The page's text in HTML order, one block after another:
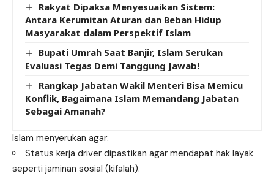
Rakyat Dipaksa Menyesuaikan Sistem:
Antara Kerumitan Aturan dan Beban Hidup
Masyarakat dalam Perspektif Islam
Bupati Umrah Saat Banjir, Islam Serukan
Evaluasi Tegas Demi Tanggung Jawab!
Rangkap Jabatan Wakil Menteri Bisa Memicu
Konflik, Bagaimana Islam Memandang Jabatan
Sebagai Amanah?
Islam menyerukan agar:
Status kerja driver dipastikan agar mendapat hak layak
seperti jaminan sosial (kifalah).